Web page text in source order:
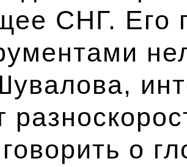
СНГ. Его
о